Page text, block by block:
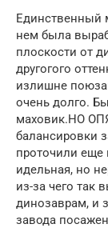
Единственный
нем была
плоскости от
другогого
излишне
очень долго.
маховик.НО
балансировки
проточили
идельная, но
из-за чего так
динозаврам, и
завода